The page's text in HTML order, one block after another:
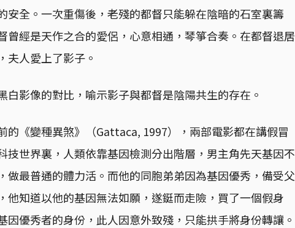
安全。一次重傷後，老殘的都督只能躲在陰暗的石室裏籌
曾經是天作之合的愛侶，心意相通，琴箏合奏。在都督退居
夫人愛上了影子。
影像的對比，喻示影子與都督是陰陽共生的存在。
的《變種異煞》（Gattaca, 1997），兩部電影都在講假冒
技世界裏，人類依靠基因檢測分出階層，男主角先天基因不
做最普通的體力活。而他的同胞弟弟因為基因優秀，備受父
他知道以他的基因無法如願，遂鋌而走險，買了一個假身
優秀者的身份，此人因意外致殘，只能拱手將身份轉讓。